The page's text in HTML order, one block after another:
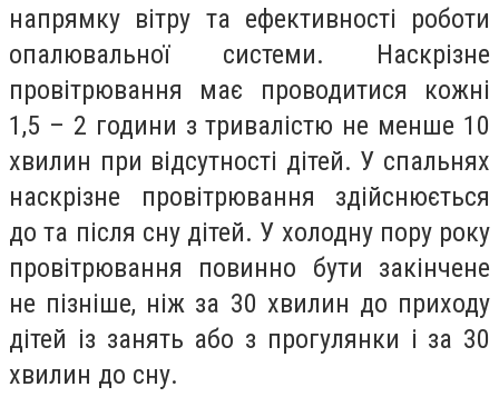
напрямку вітру та ефективності роботи
опалювальної системи. Наскрізне
провітрювання має проводитися кожні
1,5 – 2 години з тривалістю не менше 10
хвилин при відсутності дітей. У спальнях
наскрізне провітрювання здійснюється
до та після сну дітей. У холодну пору року
провітрювання повинно бути закінчене
не пізніше, ніж за 30 хвилин до приходу
дітей із занять або з прогулянки і за 30
хвилин до сну.